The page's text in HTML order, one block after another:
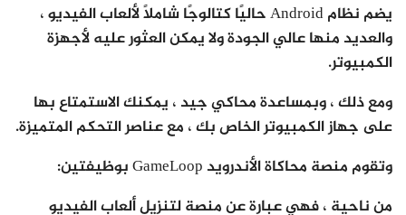
يضم نظام Android حاليًا كتالوجًا شاملاً لألعاب الفيديو ،
والعديد منها عالي الجودة ولا يمكن العثور عليه لأجهزة
الكمبيوتر.
ومع ذلك ، وبمساعدة محاكي جيد ، يمكنك الاستمتاع بها
على جهاز الكمبيوتر الخاص بك ، مع عناصر التحكم المتميزة.
وتقوم منصة محاكاة الأندرويد GameLoop بوظيفتين:
من ناحية ، فهي عبارة عن منصة لتنزيل ألعاب الفيديو